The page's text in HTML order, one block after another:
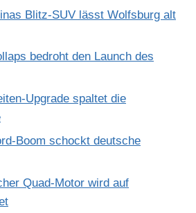
Blitz-SUV lässt Wolfsburg alt
bedroht den Launch des
Upgrade spaltet die
Boom schockt deutsche
Quad-Motor wird auf